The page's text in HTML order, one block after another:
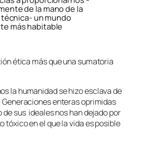
de la mano de la
un mundo
más habitable
ética más que una sumatoria
la humanidad se hizo esclava de
enteras oprimidas
de sus ideales nos han dejado por
tóxico en el que la vida es posible